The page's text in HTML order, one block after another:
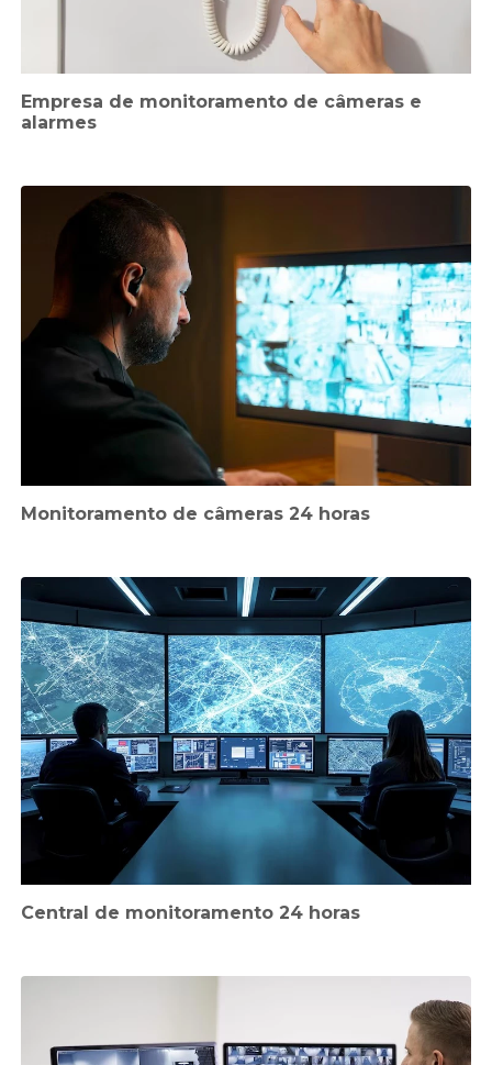
Empresa de monitoramento de câmeras e
alarmes
Monitoramento de câmeras 24 horas
Central de monitoramento 24 horas